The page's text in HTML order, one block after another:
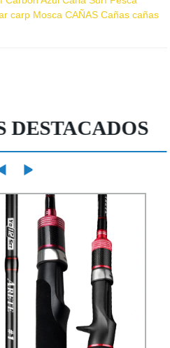
carp Mosca CAÑAS Cañas cañas
DESTACADOS